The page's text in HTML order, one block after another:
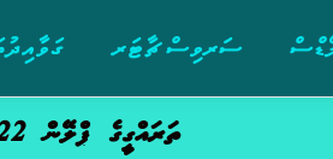
ސަރވިސް ޗާޓަރ
ތަރައްގީގެ ޕްލޭން 2022 – 2026 | ދާއިރާ 2